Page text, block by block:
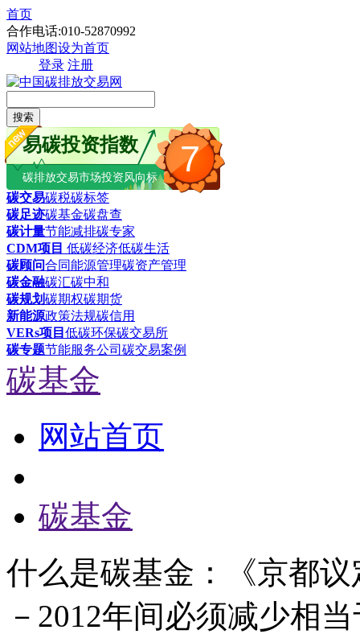
首页
合作电话:010-52870992
网站地图设为首页
登录 注册
搜索
7
易碳投资指数
碳排放交易市场投资风向标
碳交易碳税碳标签
碳足迹碳基金碳盘查
碳计量节能减排碳专家
CDM项目 低碳经济低碳生活
碳顾问合同能源管理碳资产管理
碳金融碳汇碳中和
碳规划碳期权碳期货
新能源政策法规碳信用
VERs项目 低碳环保碳交易所
碳专题节能服务公司 碳交易案例
碳基金
网站首页
碳基金
什么是碳基金：《京都
－2012年间必须减少相